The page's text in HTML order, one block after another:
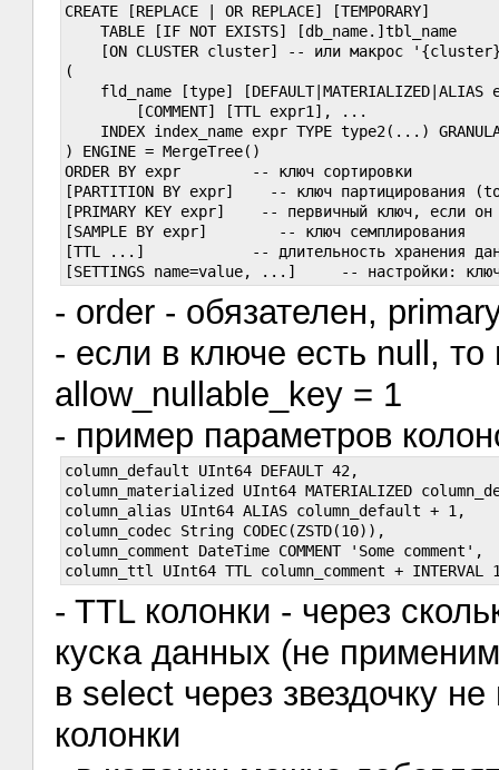
CREATE [REPLACE | OR REPLACE] [TEMPORARY]
    TABLE [IF NOT EXISTS] [db_name.]tbl_name
[ON CLUSTER cluster] -- или макрос
(
fld_name [type] [DEFAULT|MATERIALIZED|ALIAS
        [COMMENT] [TTL expr1], ...
INDEX index_name expr TYPE type2(...)
) ENGINE = MergeTree()
ORDER BY expr        -- ключ сортировки
[PARTITION BY expr]    -- ключ партицирования
[PRIMARY KEY expr]    -- первичный ключ, если он
[SAMPLE BY expr]        -- ключ семплирования
[TTL ...]            -- длительность хранения
- order - обязателен,
- если в ключе есть null, то
allow_nullable_key = 1
- пример параметров
column_default UInt64 DEFAULT 42,
column_materialized UInt64 MATERIALIZED
column_alias UInt64 ALIAS column_default + 1,
column_codec String CODEC(ZSTD(10)),
column_comment DateTime COMMENT 'Some comment',
- TTL колонки - через
куска данных (не
в select через звездочку
колонки